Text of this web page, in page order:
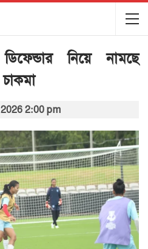
নিয়ে নামছে
2:00 pm